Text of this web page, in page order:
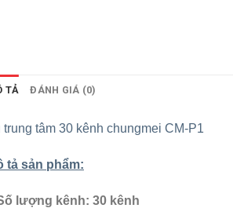
TẢ ĐÁNH GIÁ (0)
trung tâm 30 kênh chungmei CM-P1
tả sản phẩm:
lượng kênh: 30 kênh